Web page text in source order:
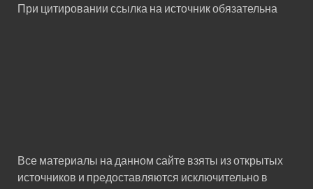
При цитировании ссылка на источник обязательна
Все материалы на данном сайте взяты из открытых
источников и предоставляются исключительно в